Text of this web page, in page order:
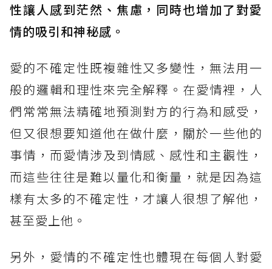
性讓人感到茫然、焦慮，同時也增加了對愛
情的吸引和神秘感。
愛的不確定性既複雜性又多變性，無法用一
般的邏輯和理性來完全解釋。在愛情裡，人
們常常無法精確地預測對方的行為和感受，
但又很想要知道他在做什麼，關於一些他的
事情，而愛情涉及到情感、感性和主觀性，
而這些往往是難以量化和衡量，就是因為這
樣有太多的不確定性，才讓人很想了解他，
甚至愛上他。
另外，愛情的不確定性也體現在每個人對愛